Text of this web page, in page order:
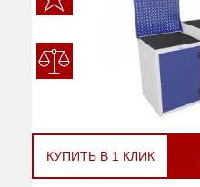
КУПИТЬ В 1 КЛИК